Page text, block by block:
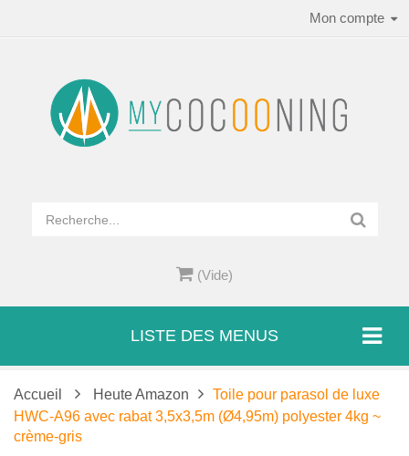
Mon compte
(Vide)
LISTE DES MENUS
Accueil Heute Amazon
Toile pour parasol de luxe
HWC-A96 avec rabat 3,5x3,5m (Ø4,95m) polyester 4kg ~
crème-gris